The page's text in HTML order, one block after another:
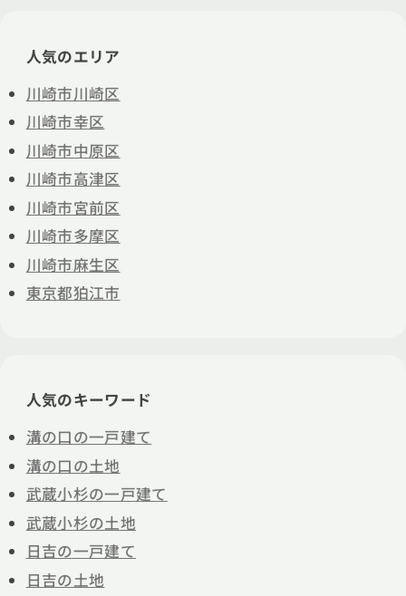
人気のエリア
川崎市川崎区
川崎市幸区
川崎市中原区
川崎市高津区
川崎市宮前区
川崎市多摩区
川崎市麻生区
東京都狛江市
人気のキーワード
溝の口の一戸建て
溝の口の土地
武蔵小杉の一戸建て
武蔵小杉の土地
日吉の一戸建て
日吉の土地